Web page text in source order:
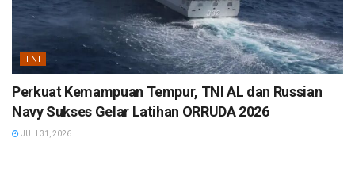
TNI
Perkuat Kemampuan Tempur, TNI AL dan Russian
Navy Sukses Gelar Latihan ORRUDA 2026
JULI 31, 2026